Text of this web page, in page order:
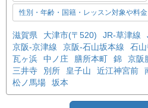
性別・年齢・国籍・レッスン対象や料
滋賀県 大津市(〒520) JR-草津線
京阪-京津線
京阪-石山坂本線 石
瓦ヶ浜
中ノ庄 膳所本町 錦 京阪
三井寺
別所 皇子山 近江神宮前
松ノ馬場
坂本